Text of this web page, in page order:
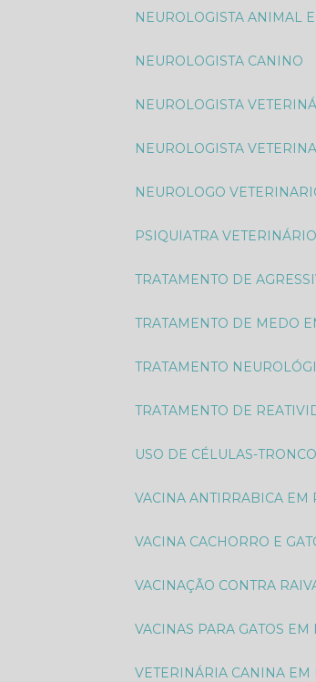
NEUROLOGISTA ANIMAL​
NEUROLOGISTA CANINO
NEUROLOGISTA
NEUROLOGISTA
NEUROLOGO
PSIQUIATRA
TRATAMENTO DE
TRATAMENTO DE MEDO
TRATAMENTO
TRATAMENTO DE
USO DE CÉLULAS-
VACINA ANTIRRABICA EM
VACINA CACHORRO E
VACINAÇÃO CONTRA
VACINAS PARA GATOS
VETERINÁRIA CANINA